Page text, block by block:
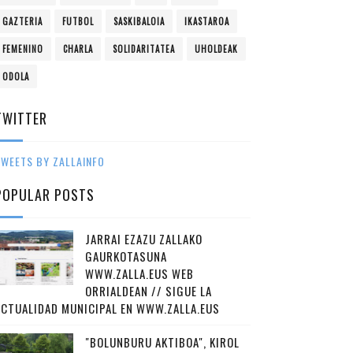
GAZTERIA FUTBOL SASKIBALOIA IKASTAROA
FEMENINO CHARLA SOLIDARITATEA UHOLDEAK
ODOLA
BY ZALLAINFO
POSTS
JARRAI EZAZU ZALLAKO
GAURKOTASUNA
WWW.ZALLA.EUS WEB
ORRIALDEAN // SIGUE LA
MUNICIPAL EN WWW.ZALLA.EUS
"BOLUNBURU AKTIBOA", KIROL